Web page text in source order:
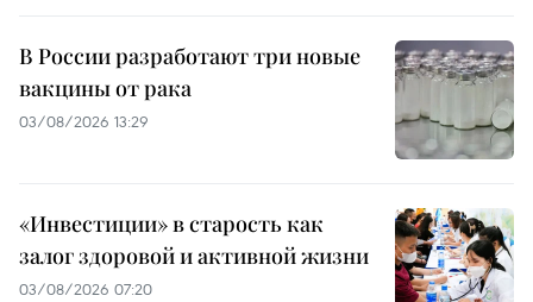
В России разработают три новые
вакцины от рака
03/08/2026 13:29
«Инвестиции» в старость как
залог здоровой и активной жизни
03/08/2026 07:20